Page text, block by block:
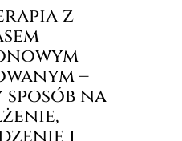
z
–
na